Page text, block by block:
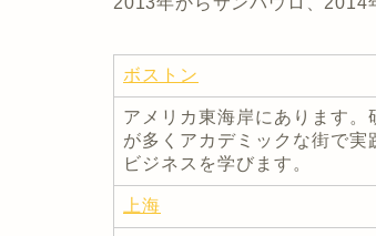
ボストン
アメリカ東海岸にあります。
が多くアカデミックな街で実
ビジネスを学びます。
上海